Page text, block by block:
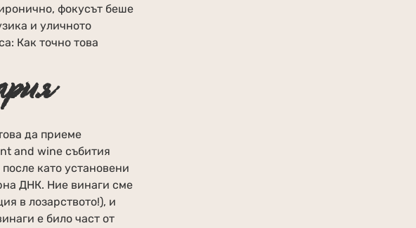
фокусът беше
и уличното
Как точно това
да приеме
and wine събития
като установени
ДНК. Ние винаги сме
в лозарството!), и
е било част от